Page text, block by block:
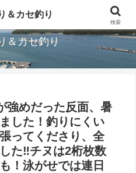
筏釣り＆カセ釣り海香です。
＆カセ釣り
めだった反面、暑
した！釣りにくい
ってくださり、全
た‼︎チヌは2桁枚数
！泳がせでは連日
＆カセ釣り
検索